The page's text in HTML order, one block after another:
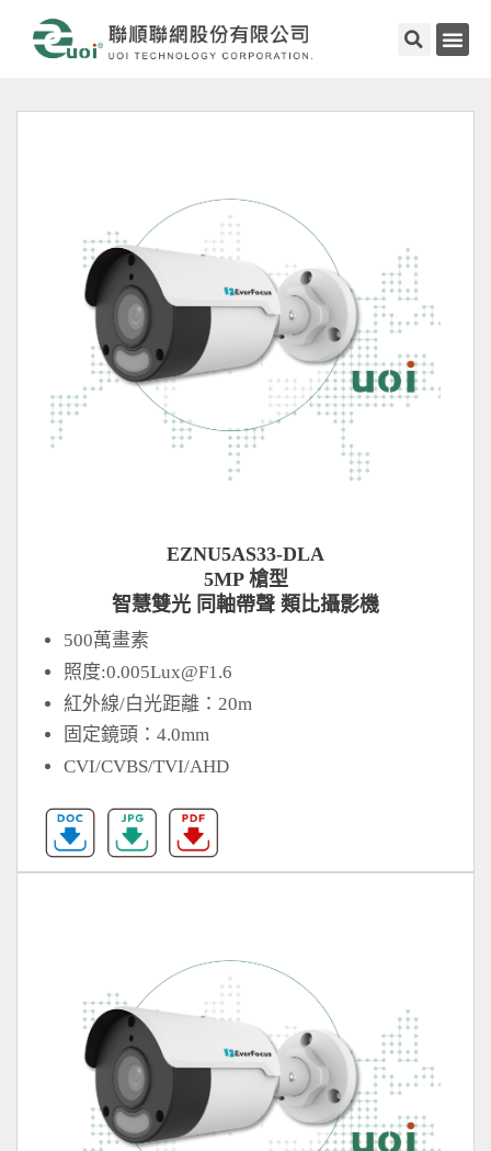
EZNU5AS33-DLA
5MP 槍型
智慧雙光 同軸帶聲 類比攝影機
500萬畫素
照度:0.005Lux@F1.6
紅外線/白光距離：20m
固定鏡頭：4.0mm
CVI/CVBS/TVI/AHD